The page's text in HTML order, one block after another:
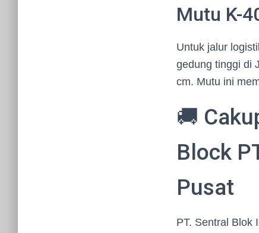
Mutu K-
Untuk jalur
gedung tinggi di
cm. Mutu ini
🚚
Block
Pusat
PT. Sentral Blok